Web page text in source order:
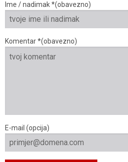
Ime / nadimak *(obavezno)
Komentar *(obavezno)
E-mail (opcija)